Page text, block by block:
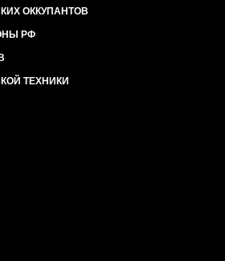
ОККУПАНТОВ
РФ
ТЕХНИКИ